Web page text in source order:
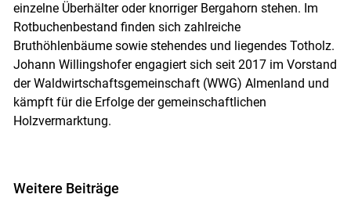
einzelne Überhälter oder knorriger Bergahorn stehen. Im
Rotbuchenbestand finden sich zahlreiche
Bruthöhlenbäume sowie stehendes und liegendes Totholz.
Johann Willingshofer engagiert sich seit 2017 im Vorstand
der Waldwirtschaftsgemeinschaft (WWG) Almenland und
kämpft für die Erfolge der gemeinschaftlichen
Holzvermarktung.
Weitere Beiträge